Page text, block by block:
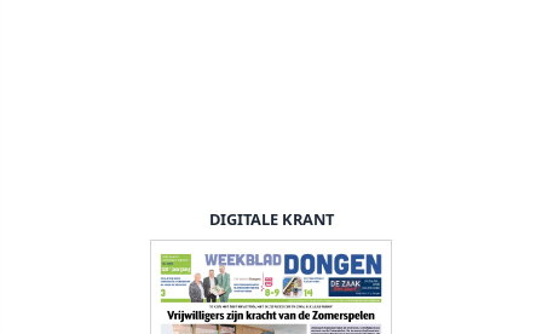
DIGITALE KRANT